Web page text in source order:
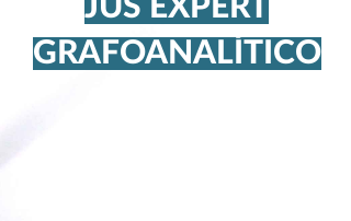
JUS EXPERT
GRAFOANALÍTICO